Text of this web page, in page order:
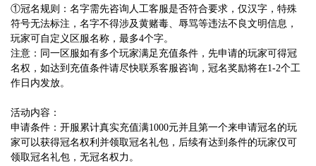
①冠名规则：名字需先咨询人工客服是否符合要求，仅汉字，特殊
符号无法标注，名字不得涉及黄赌毒、辱骂等违法不良文明信息，
玩家可自定义区服名称，最多4个字。
注意：同一区服如有多个玩家满足充值条件，先申请的玩家可得冠
名权，如达到充值条件请尽快联系客服咨询，冠名奖励将在1-2个工
作日内发放。
活动内容：
申请条件：开服累计真实充值满1000元并且第一个来申请冠名的玩
家可以获得冠名权利并领取冠名礼包，后续有达到条件的玩家仅可
领取冠名礼包，无冠名权力。